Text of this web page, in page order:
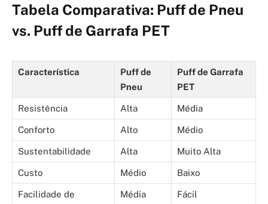
Tabela Comparativa: Puff de Pneu
vs. Puff de Garrafa PET
Característica
Puff de
Pneu
Puff de Garrafa
PET
Resistência Alta Média
Conforto Alto Médio
Sustentabilidade Alta Muito Alta
Custo Médio Baixo
Facilidade de Média Fácil